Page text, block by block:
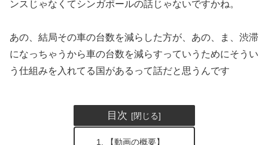
ンスじゃなくてシンガポールの話じゃないですかね。
あの、結局その車の台数を減らした方が、あの、ま、渋滞
になっちゃうから車の台数を減らすっていうためにそうい
う仕組みを入れてる国があるって話だと思うんです
目次
【動画の概要】